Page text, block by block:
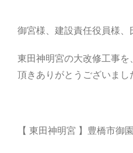
御宮様、建設責任役員様、
東田神明宮の大改修工事
頂きありがとうございまし
【 東田神明宮 】豊橋市御